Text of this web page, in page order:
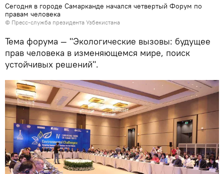
Сегодня в городе Самарканде начался четвертый Форум по
правам человека
© Пресс-служба президента Узбекистана
Тема форума — "Экологические вызовы: будущее
прав человека в изменяющемся мире, поиск
устойчивых решений".